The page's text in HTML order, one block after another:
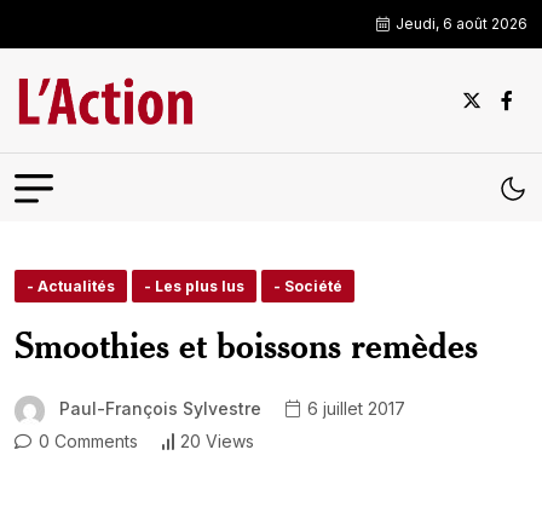
Jeudi, 6 août 2026
- Actualités - Les plus lus - Société
Smoothies et boissons remèdes
Paul-François Sylvestre
6 juillet 2017
0 Comments
20 Views